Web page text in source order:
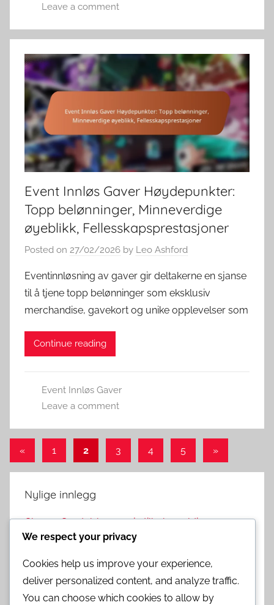
Leave a comment
Event Innløs Gaver Høydepunkter:
Topp belønninger, Minneverdige
øyeblikk, Fellesskapsprestasjoner
Posted on 27/02/2026 by Leo Ashford
Eventinnløsning av gaver gir deltakerne en sjanse
til å tjene topp belønninger som eksklusiv
merchandise, gavekort og unike opplevelser som
Continue reading
Event Innløs Gaver
Leave a comment
Posts
pagination
«Previous
1 2 3 4 5
Next
»
Nylige innlegg
Chrono Crystal-kampanje tilbakemelding:
Spilleranmeldelser, Forslag, Forbedringer
Event Innløsning Gaver: Billetttyper, Vareverdier,
Tilgjengelighet
Step-Up Banner Analyse: Verdi sammenligning,
We respect your privacy
Cookies help us improve your experience,
deliver personalized content, and analyze traffic.
You can choose which cookies to allow by